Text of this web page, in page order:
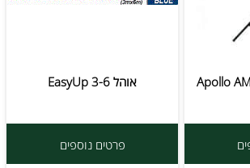
אוהל EasyUp 3-6
פרטים נוספים